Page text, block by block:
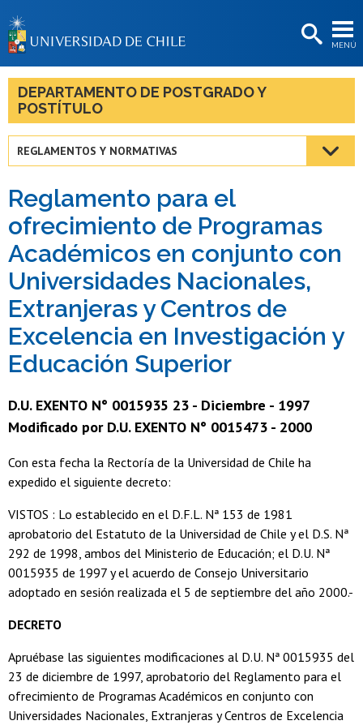
MENÚ
BIBLIOTECAS
LA UNIVERSIDAD
Estudiantes
Funcionarias/os
Egresadas/os
DEPARTAMENTO DE POSTGRADO Y
POSTÍTULO
REGLAMENTOS Y NORMATIVAS
Reglamento para el
ofrecimiento de Programas
Académicos en conjunto con
Universidades Nacionales,
Extranjeras y Centros de
Excelencia en Investigación y
Educación Superior
D.U. EXENTO N° 0015935 23 - Diciembre - 1997
Modificado por D.U. EXENTO N° 0015473 - 2000
Con esta fecha la Rectoría de la Universidad de Chile ha
expedido el siguiente decreto:
VISTOS : Lo establecido en el D.F.L. Nª 153 de 1981
aprobatorio del Estatuto de la Universidad de Chile y el D.S. Nª
292 de 1998, ambos del Ministerio de Educación; el D.U. Nª
0015935 de 1997 y el acuerdo de Consejo Universitario
adoptado en sesión realizada el 5 de septiembre del año 2000.-
DECRETO
Apruébase las siguientes modificaciones al D.U. Nª 0015935 del
23 de diciembre de 1997, aprobatorio del Reglamento para el
ofrecimiento de Programas Académicos en conjunto con
Universidades Nacionales, Extranjeras y Centros de Excelencia